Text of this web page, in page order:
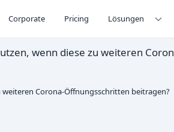
Corporate Pricing Lösungen
wenn diese zu weiteren